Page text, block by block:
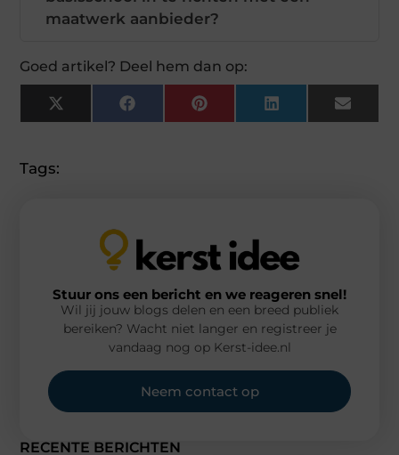
maatwerk aanbieder?
Goed artikel? Deel hem dan op:
X
(Twitter)
FacebookPinterestLinkedInEmail
Tags:
RECENTE BERICHTEN
Stuur ons een bericht en we reageren snel!
Wil jij jouw blogs delen en een breed publiek
bereiken? Wacht niet langer en registreer je
vandaag nog op Kerst-idee.nl
Neem contact op